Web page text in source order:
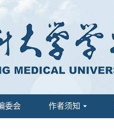
委会 作者须知